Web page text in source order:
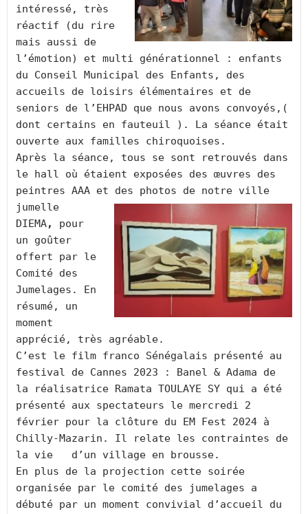
intéressé, très
réactif (du rire
mais aussi de
l’émotion) et multi générationnel : enfants
du Conseil Municipal des Enfants, des
accueils de loisirs élémentaires et de
seniors de l’EHPAD que nous avons convoyés,(
dont certains en fauteuil ). La séance était
ouverte aux familles chiroquoises.
Après la séance, tous se sont retrouvés dans
le hall où étaient exposées des œuvres des
peintres AAA et des photos de notre ville
jumelle
DIEMA, pour
un goûter
offert par le
Comité des
Jumelages. En
résumé, un
moment
apprécié, très agréable.
C’est le film franco Sénégalais présenté au
festival de Cannes 2023 : Banel & Adama de
la réalisatrice Ramata TOULAYE SY qui a été
présenté aux spectateurs le mercredi 2
février pour la clôture du EM Fest 2024 à
Chilly-Mazarin. Il relate les contraintes de
la vie   d’un village en brousse.
En plus de la projection cette soirée
organisée par le comité des jumelages a
débuté par un moment convivial d’accueil du